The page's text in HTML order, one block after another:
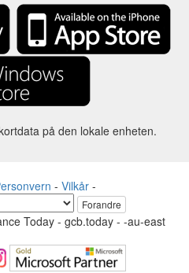
på den lokale enheten.
- Vilkår-
Forandre
Today - gcb.today - -au-east